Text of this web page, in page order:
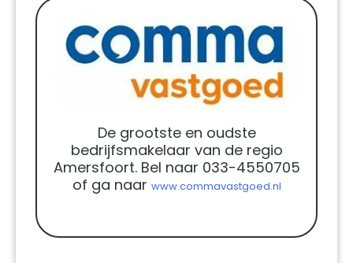
De grootste en oudste
bedrijfsmakelaar van de regio
Amersfoort. Bel naar 033-4550705
of ga naar www.commavastgoed.nl